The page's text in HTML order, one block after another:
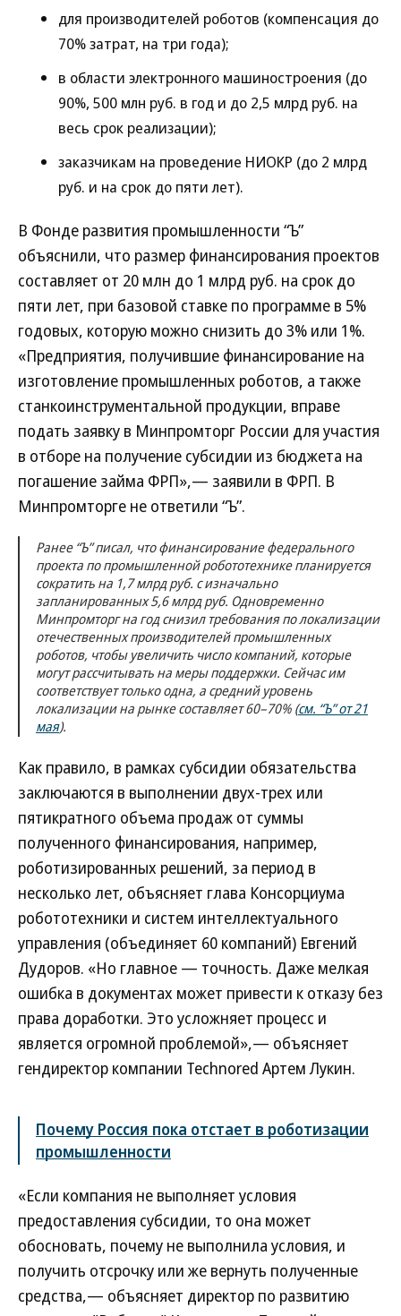
для производителей роботов (компенсация до
70% затрат, на три года);
в области электронного машиностроения (до
90%, 500 млн руб. в год и до 2,5 млрд руб. на
весь срок реализации);
заказчикам на проведение НИОКР (до 2 млрд
руб. и на срок до пяти лет).
В Фонде развития промышленности “Ъ”
объяснили, что размер финансирования проектов
составляет от 20 млн до 1 млрд руб. на срок до
пяти лет, при базовой ставке по программе в 5%
годовых, которую можно снизить до 3% или 1%.
«Предприятия, получившие финансирование на
изготовление промышленных роботов, а также
станкоинструментальной продукции, вправе
подать заявку в Минпромторг России для участия
в отборе на получение субсидии из бюджета на
погашение займа ФРП»,— заявили в ФРП. В
Минпромторге не ответили “Ъ”.
Ранее “Ъ” писал, что финансирование федерального
проекта по промышленной робототехнике планируется
сократить на 1,7 млрд руб. с изначально
запланированных 5,6 млрд руб. Одновременно
Минпромторг на год снизил требования по локализации
отечественных производителей промышленных
роботов, чтобы увеличить число компаний, которые
могут рассчитывать на меры поддержки. Сейчас им
соответствует только одна, а средний уровень
локализации на рынке составляет 60–70% (см. “Ъ” от 21
мая).
Как правило, в рамках субсидии обязательства
заключаются в выполнении двух-трех или
пятикратного объема продаж от суммы
полученного финансирования, например,
роботизированных решений, за период в
несколько лет, объясняет глава Консорциума
робототехники и систем интеллектуального
управления (объединяет 60 компаний) Евгений
Дудоров. «Но главное — точность. Даже мелкая
ошибка в документах может привести к отказу без
права доработки. Это усложняет процесс и
является огромной проблемой»,— объясняет
гендиректор компании Technored Артем Лукин.
Почему Россия пока отстает в роботизации
промышленности
«Если компания не выполняет условия
предоставления субсидии, то она может
обосновать, почему не выполнила условия, и
получить отсрочку или же вернуть полученные
средства,— объясняет директор по развитию